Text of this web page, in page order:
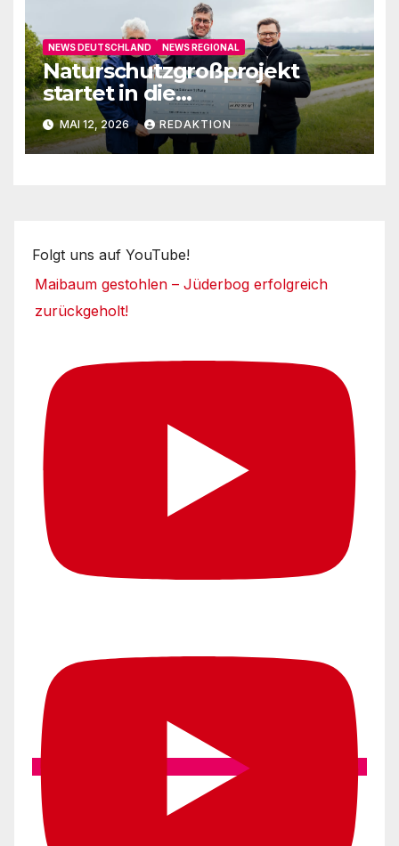
NEWS DEUTSCHLAND NEWS REGIONAL
Naturschutzgroßprojekt
startet in die
Umsetzungsphase
MAI 12, 2026 REDAKTION
Folgt uns auf YouTube!
Maibaum gestohlen – Jüderbog erfolgreich
zurückgeholt!